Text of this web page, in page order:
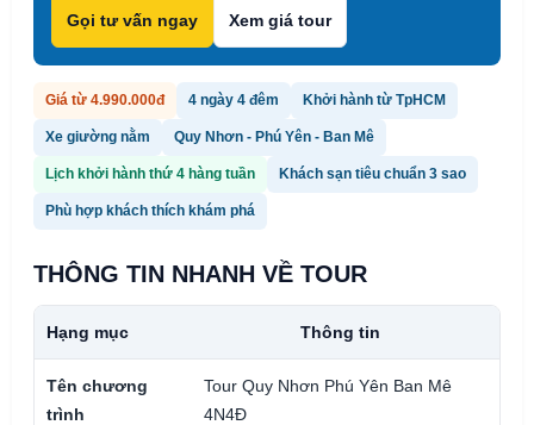
Gọi tư vấn ngay Xem giá tour
Giá từ 4.990.000đ 4 ngày 4 đêm Khởi hành từ TpHCM
Xe giường nằm Quy Nhơn - Phú Yên - Ban Mê
Lịch khởi hành thứ 4 hàng tuần Khách sạn tiêu chuẩn 3 sao
Phù hợp khách thích khám phá
THÔNG TIN NHANH VỀ TOUR
Hạng mục Thông tin
Tên chương
trình
Tour Quy Nhơn Phú Yên Ban Mê
4N4Đ